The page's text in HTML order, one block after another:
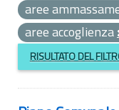
aree
aree accoglienza
RISULTATO DEL